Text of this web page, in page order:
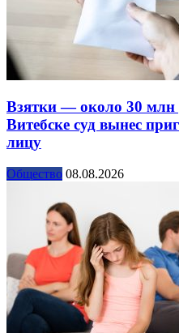
Взятки — около 30 млн
Витебске суд вынес
лицу
Общество 08.08.2026